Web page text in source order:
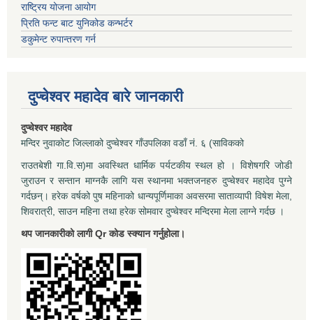
राष्ट्रिय योजना आयोग
प्रिति फन्ट बाट युनिकोड कन्भर्टर
डकुमेन्ट रुपान्तरण गर्न
दुप्चेश्वर महादेव बारे जानकारी
दुप्चेश्वर महादेव
मन्दिर नुवाकोट जिल्लाको दुप्चेश्वर गाँउपलिका वडाँ नं. ६ (साविकको
राउतबेशी गा.वि.स)मा अवस्थित धार्मिक पर्यटकीय स्थल हो । विशेषगरि जोडी
जुराउन र सन्तान माग्नकै लागि यस स्थानमा भक्तजनहरु दुप्चेश्वर महादेव पुग्ने
गर्दछन्। हरेक वर्षको पुष महिनाको धान्यपूर्णिमाका अवसरमा साताव्यापी विषेश मेला,
शिवरात्री, साउन महिना तथा हरेक सोमवार दुप्चेश्वर मन्दिरमा मेला लाग्ने गर्दछ ।
थप जानकारीको लागी Qr कोड स्क्यान गर्नुहोला।